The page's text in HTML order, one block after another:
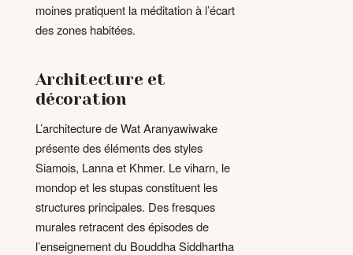
moines pratiquent la méditation à l’écart
des zones habitées.
Architecture et
décoration
L’architecture de Wat Aranyawiwake
présente des éléments des styles
Siamois, Lanna et Khmer. Le viharn, le
mondop et les stupas constituent les
structures principales. Des fresques
murales retracent des épisodes de
l’enseignement du Bouddha Siddhartha